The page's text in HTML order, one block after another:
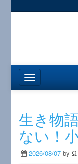
生き物
ない！
2026/08/07 by Ω